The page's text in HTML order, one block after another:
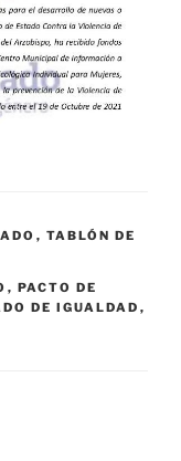
, TABLÓN DE
, PACTO DE
DE IGUALDAD ,